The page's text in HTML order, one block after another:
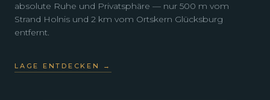
absolute Ruhe und Privatsphäre — nur 500 m vom
Strand Holnis und 2 km vom Ortskern Glücksburg
entfernt.
LAGE ENTDECKEN →